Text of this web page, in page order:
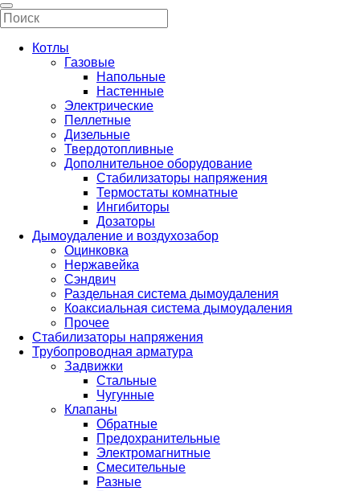
Котлы
Газовые
Напольные
Настенные
Электрические
Пеллетные
Дизельные
Твердотопливные
Дополнительное оборудование
Стабилизаторы напряжения
Термостаты комнатные
Ингибиторы
Дозаторы
Дымоудаление и воздухозабор
Оцинковка
Нержавейка
Сэндвич
Раздельная система дымоудаления
Коаксиальная система дымоудаления
Прочее
Стабилизаторы напряжения
Трубопроводная арматура
Задвижки
Стальные
Чугунные
Клапаны
Обратные
Предохранительные
Электромагнитные
Смесительные
Разные